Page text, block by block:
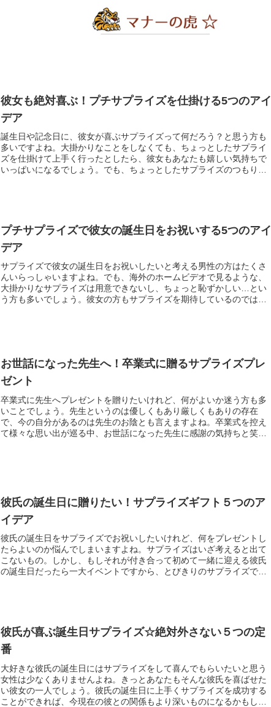
彼女も絶対喜ぶ！プチサプライズを仕掛ける5つのアイ
デア
誕生日や記念日に、彼女が喜ぶサプライズって何だろう？と思う方も
多いですよね。大掛かりなことをしなくても、ちょっとしたサプライ
ズを仕掛けて上手く行ったとしたら、彼女もあなたも嬉しい気持ちで
いっぱいになるでしょう。でも、ちょっとしたサプライズのつもりで
プチサプライズで彼女の誕生日をお祝いする5つのアイ
デア
サプライズで彼女の誕生日をお祝いしたいと考える男性の方はたくさ
んいらっしゃいますよね。でも、海外のホームビデオで見るような、
大掛かりなサプライズは用意できないし、ちょっと恥ずかしい…とい
う方も多いでしょう。彼女の方もサプライズを期待しているのでは…
お世話になった先生へ！卒業式に贈るサプライズプレ
ゼント
卒業式に先生へプレゼントを贈りたいけれど、何がよいか迷う方も多
いことでしょう。先生というのは優しくもあり厳しくもありの存在
で、今の自分があるのは先生のお陰とも言えますよね。卒業式を控え
て様々な思い出が巡る中、お世話になった先生に感謝の気持ちと笑顔
彼氏の誕生日に贈りたい！サプライズギフト５つのア
イデア
彼氏の誕生日をサプライズでお祝いしたいけれど、何をプレゼントし
たらよいのか悩んでしまいますよね。サプライズはいざ考えると出て
こないもの。しかし、もしそれが付き合って初めて一緒に迎える彼氏
の誕生日だったら一大イベントですから、とびきりのサプライズで驚
彼氏が喜ぶ誕生日サプライズ☆絶対外さない５つの定
番
大好きな彼氏の誕生日にはサプライズをして喜んでもらいたいと思う
女性は少なくありませんよね。きっとあなたもそんな彼氏を喜ばせた
い彼女の一人でしょう。彼氏の誕生日に上手くサプライズを成功する
ことができれば、今現在の彼との関係もより深いものになるかもしれ